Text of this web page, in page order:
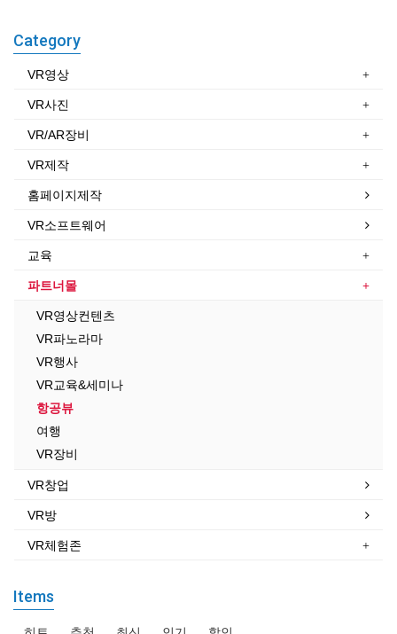
Category
VR영상
VR사진
VR/AR장비
VR제작
홈페이지제작
VR소프트웨어
교육
파트너몰
VR영상컨텐츠
VR파노라마
VR행사
VR교육&세미나
항공뷰
여행
VR장비
VR창업
VR방
VR체험존
Items